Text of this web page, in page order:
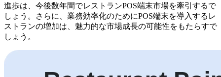
進歩は、今後数年間でレストランPOS端末市場を牽引するで
しょう。さらに、業務効率化のためにPOS端末を導入するレ
ストランの増加は、魅力的な市場成長の可能性をもたらすで
しょう。